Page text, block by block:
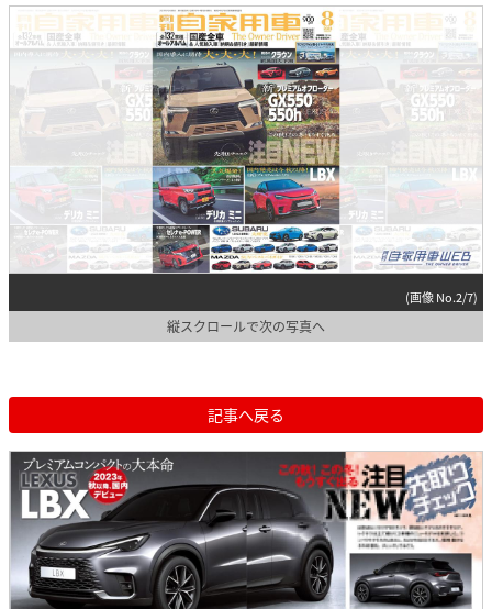
(画像 No.2/7)
縦スクロールで次の写真へ
記事へ戻る